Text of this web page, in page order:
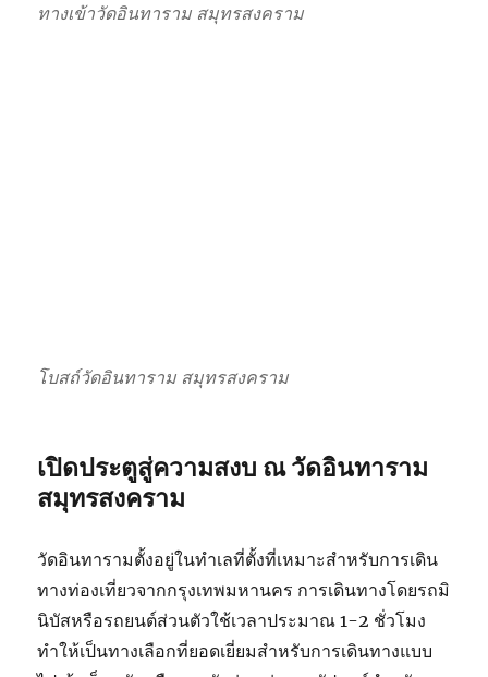
ทางเข้าวัดอินทาราม สมุทรสงคราม
โบสถ์วัดอินทาราม สมุทรสงคราม
เปิดประตูสู่ความสงบ ณ วัดอินทาราม
สมุทรสงคราม
วัดอินทารามตั้งอยู่ในทำเลที่ตั้งที่เหมาะสำหรับการเดิน
ทางท่องเที่ยวจากกรุงเทพมหานคร การเดินทางโดยรถมิ
นิบัสหรือรถยนต์ส่วนตัวใช้เวลาประมาณ 1-2 ชั่วโมง
ทำให้เป็นทางเลือกที่ยอดเยี่ยมสำหรับการเดินทางแบบ